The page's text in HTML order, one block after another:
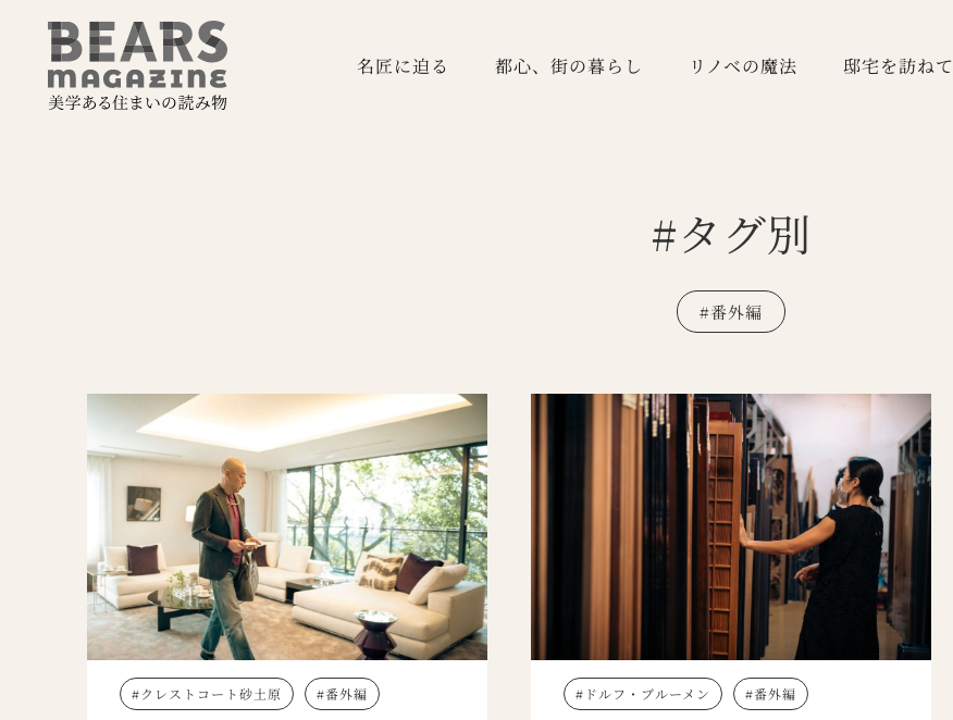
名匠に迫る 都心、街の暮らし リノベの魔法 邸宅を訪ねて
#タグ別
#番外編
クレストコート砂土原 番外編 ドルフ・ブルーメン 番外編